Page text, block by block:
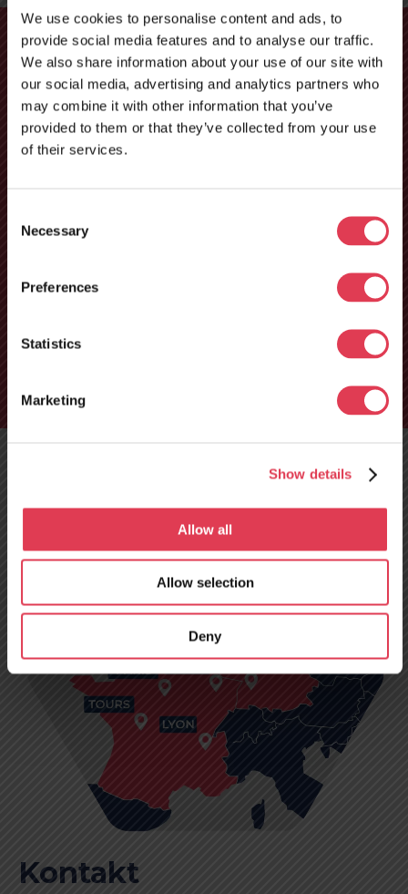
We use cookies to personalise content and ads, to
provide social media features and to analyse our traffic.
We also share information about your use of our site with
our social media, advertising and analytics partners who
may combine it with other information that you’ve
provided to them or that they’ve collected from your use
of their services.
Selection
Necessary
Preferences
Statistics
Marketing
Show details
Allow all
Allow selection
Deny
Interessieren Sie sich für
die technische Wartung
es sich um eine einfache Störung, eine vorbeugende
Inspektion oder eine komplexe Reparatur handelt – das
Kontakt
Servicezentrum in
Tours, Frankreich –
ab dem 10. August